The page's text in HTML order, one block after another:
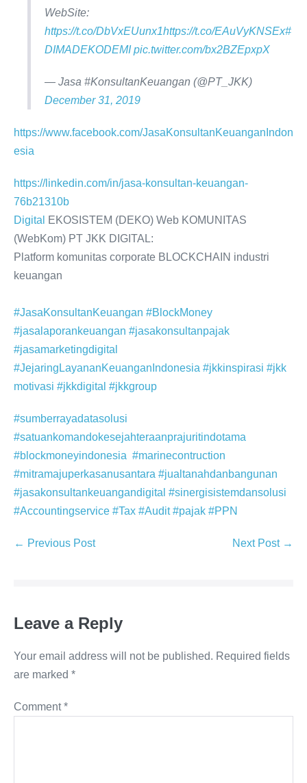
WebSite:
https://t.co/DbVxEUunx1https://t.co/EAuVyKNSEx#
DIMADEKODEMI pic.twitter.com/bx2BZEpxpX
— Jasa #KonsultanKeuangan (@PT_JKK)
December 31, 2019
https://www.facebook.com/JasaKonsultanKeuanganIndon
esia
https://linkedin.com/in/jasa-konsultan-keuangan-
76b21310b
Digital
EKOSISTEM (DEKO) Web KOMUNITAS
(WebKom) PT JKK DIGITAL:
Platform komunitas corporate BLOCKCHAIN industri
keuangan
#JasaKonsultanKeuangan #BlockMoney
#jasalaporankeuangan #jasakonsultanpajak
#jasamarketingdigital
#JejaringLayananKeuanganIndonesia #jkkinspirasi #jkk
motivasi #jkkdigital #jkkgroup
#sumberrayadatasolusi
#satuankomandokesejahteraanprajuritindotama
#blockmoneyindonesia #marinecontruction
#mitramajuperkasanusantara #jualtanahdanbangunan
#jasakonsultankeuangandigital #sinergisistemdansolusi
#Accountingservice #Tax #Audit#pajak #PPN
← Previous Post Next Post →
Leave a Reply
Your email address will not be published. Required fields
are marked *
Comment*